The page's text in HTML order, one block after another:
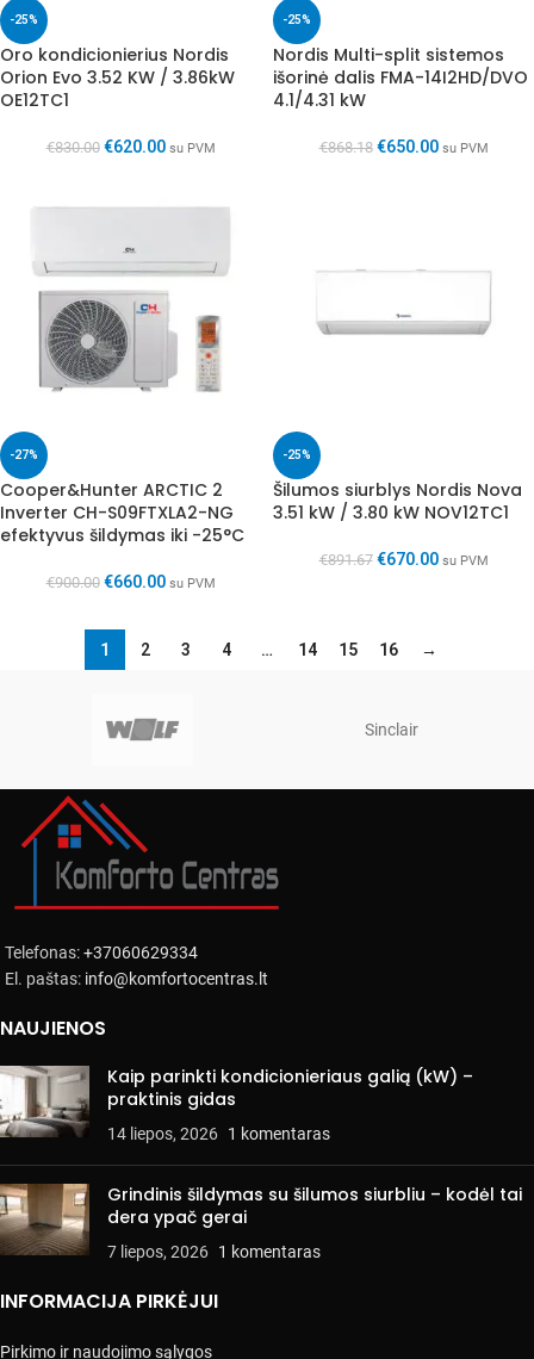
-25%
Oro kondicionierius Nordis
Orion Evo 3.52 KW / 3.86kW
OE12TC1
€830.00 €620.00 su PVM
-25%
Nordis Multi-split sistemos
išorinė dalis FMA-14I2HD/DVO
4.1/4.31 kW
€868.18 €650.00 su PVM
-27%
Cooper&Hunter ARCTIC 2
Inverter CH-S09FTXLA2-NG
efektyvus šildymas iki -25°C
€900.00 €660.00 su PVM
-25%
Šilumos siurblys Nordis Nova
3.51 kW / 3.80 kW NOV12TC1
€891.67 €670.00 su PVM
1 2 3 4 … 14 15 16 →
Sinclair
Telefonas:+37060629334
El. paštas: info@komfortocentras.lt
NAUJIENOS
Kaip parinkti kondicionieriaus galią (kW) –
praktinis gidas
14 liepos, 2026 1 komentaras
Grindinis šildymas su šilumos siurbliu – kodėl tai
dera ypač gerai
7 liepos, 2026 1 komentaras
INFORMACIJA PIRKĖJUI
Pirkimo ir naudojimo sąlygos